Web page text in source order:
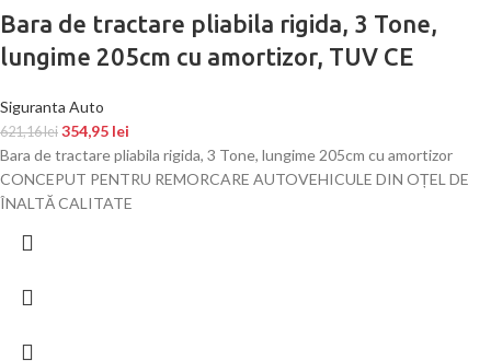
Bara de tractare pliabila rigida, 3 Tone,
lungime 205cm cu amortizor, TUV CE
Siguranta Auto
621,16lei 354,95 lei
Bara de tractare pliabila rigida, 3 Tone, lungime 205cm cu amortizor
CONCEPUT PENTRU REMORCARE AUTOVEHICULE DIN OȚEL DE
ÎNALTĂ CALITATE